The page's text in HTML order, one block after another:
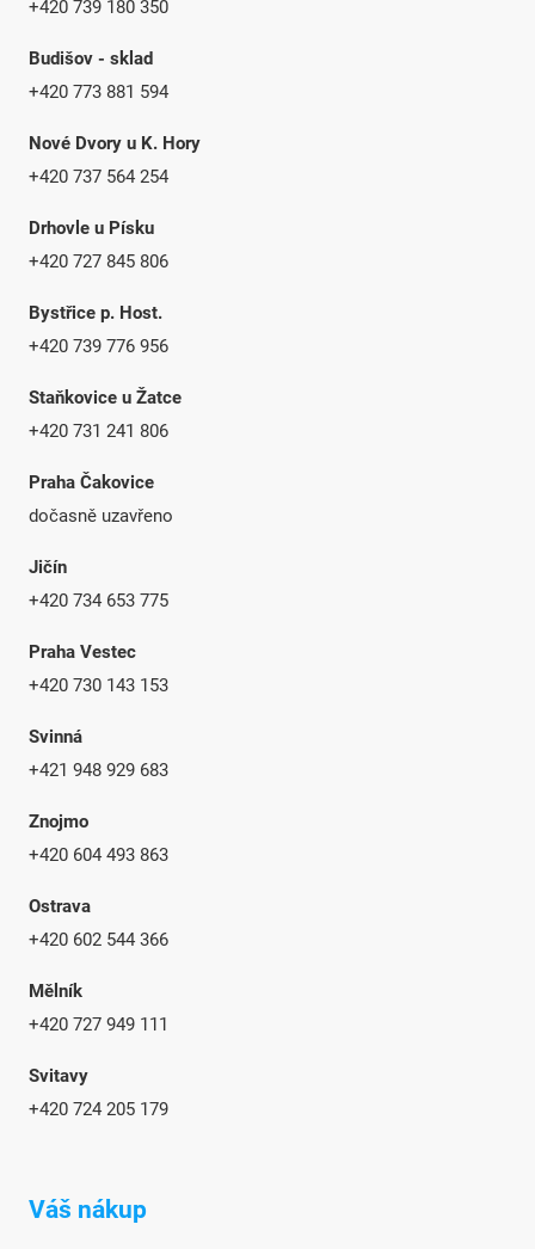
+420 739 180 350
Budišov - sklad
+420 773 881 594
Nové Dvory u K. Hory
+420 737 564 254
Drhovle u Písku
+420 727 845 806
Bystřice p. Host.
+420 739 776 956
Staňkovice u Žatce
+420 731 241 806
Praha Čakovice
dočasně uzavřeno
Jičín
+420 734 653 775
Praha Vestec
+420 730 143 153
Svinná
+421 948 929 683
Znojmo
+420 604 493 863
Ostrava
+420 602 544 366
Mělník
+420 727 949 111
Svitavy
+420 724 205 179
Váš nákup